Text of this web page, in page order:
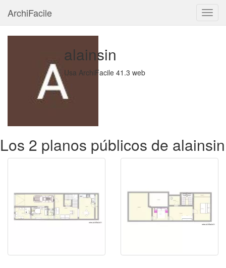
ArchiFacile
alainsin
Usa ArchiFacile 41.3 web
Los 2 planos públicos de alainsin